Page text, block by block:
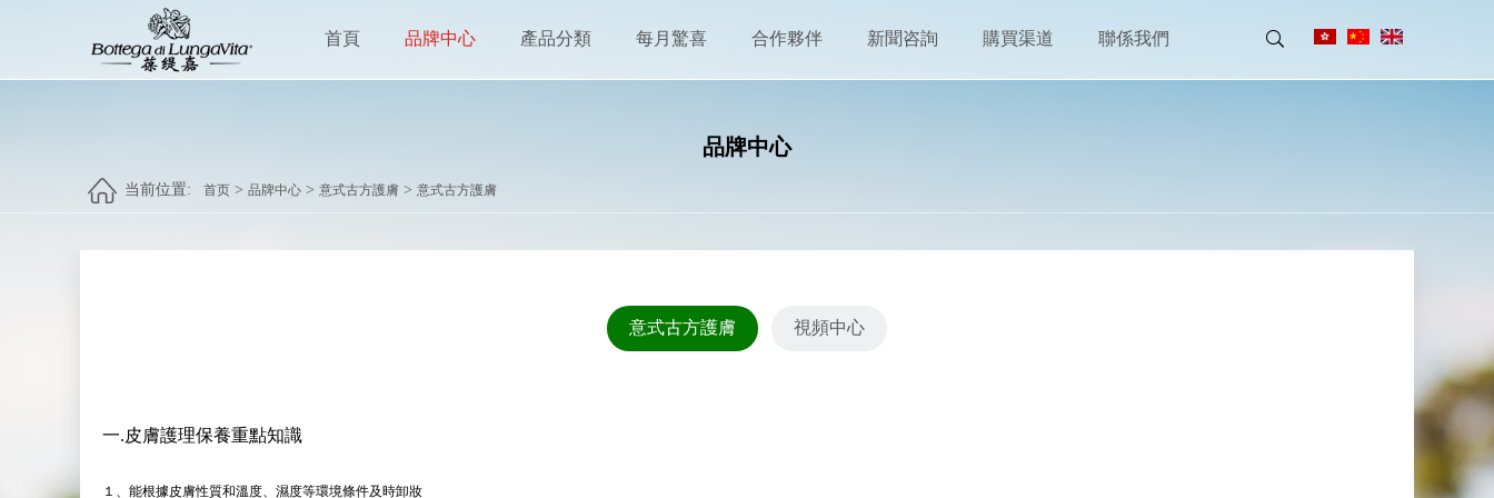
首頁 品牌中心 產品分類 每月驚喜 合作夥伴 新聞咨詢 購買渠道 聯係我們
品牌中心
当前位置: 首页 > 品牌中心 > 意式古方護膚 > 意式古方護膚
意式古方護膚 視頻中心
一.皮膚護理保養重點知識
１、能根據皮膚性質和溫度、濕度等環境條件及時卸妝